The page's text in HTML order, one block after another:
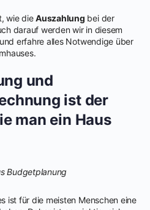
wie dieAuszahlung bei der
darauf werden wir in diesem
erfahre alles Notwendige über
und
ist der
man ein Haus
ist für die meisten Menschen eine